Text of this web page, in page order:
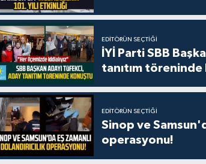
EDITÖRÜN SEÇTIĞI
İYİ Parti SBB
tanıtım
EDITÖRÜN SEÇTIĞI
Sinop ve
operasyonu!